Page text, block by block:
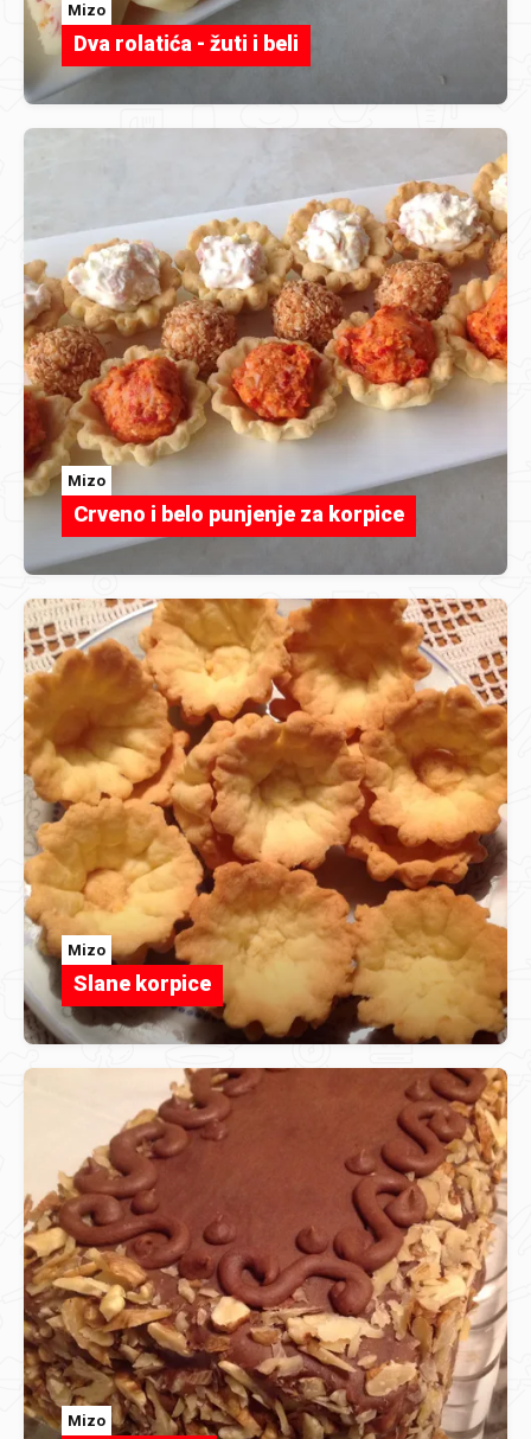
Mizo
Dva rolatića - žuti i beli
Mizo
Crveno i belo punjenje za korpice
Mizo
Slane korpice
Mizo